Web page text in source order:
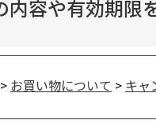
容や有効期限
> お買い物について > キャ